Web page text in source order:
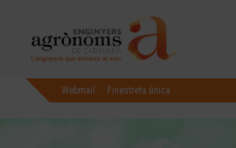
Webmail Finestreta única